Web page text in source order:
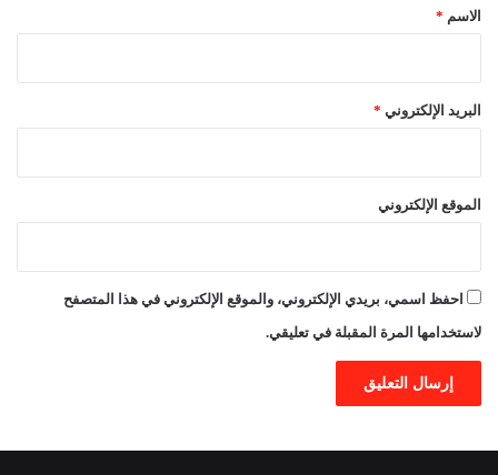
*الاسم *
البريد الإلكتروني *
الموقع الإلكتروني
احفظ اسمي، بريدي الإلكتروني، والموقع الإلكتروني في هذا المتصفح
لاستخدامها المرة المقبلة في تعليقي.